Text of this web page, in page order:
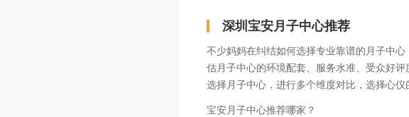
深圳宝安月子中心推荐
不少妈妈在纠结如何选择专业靠谱的月子中
估月子中心的环境配套、服务水准、受众好
选择月子中心，进行多个维度对比，选择心仪
宝安月子中心推荐哪家？